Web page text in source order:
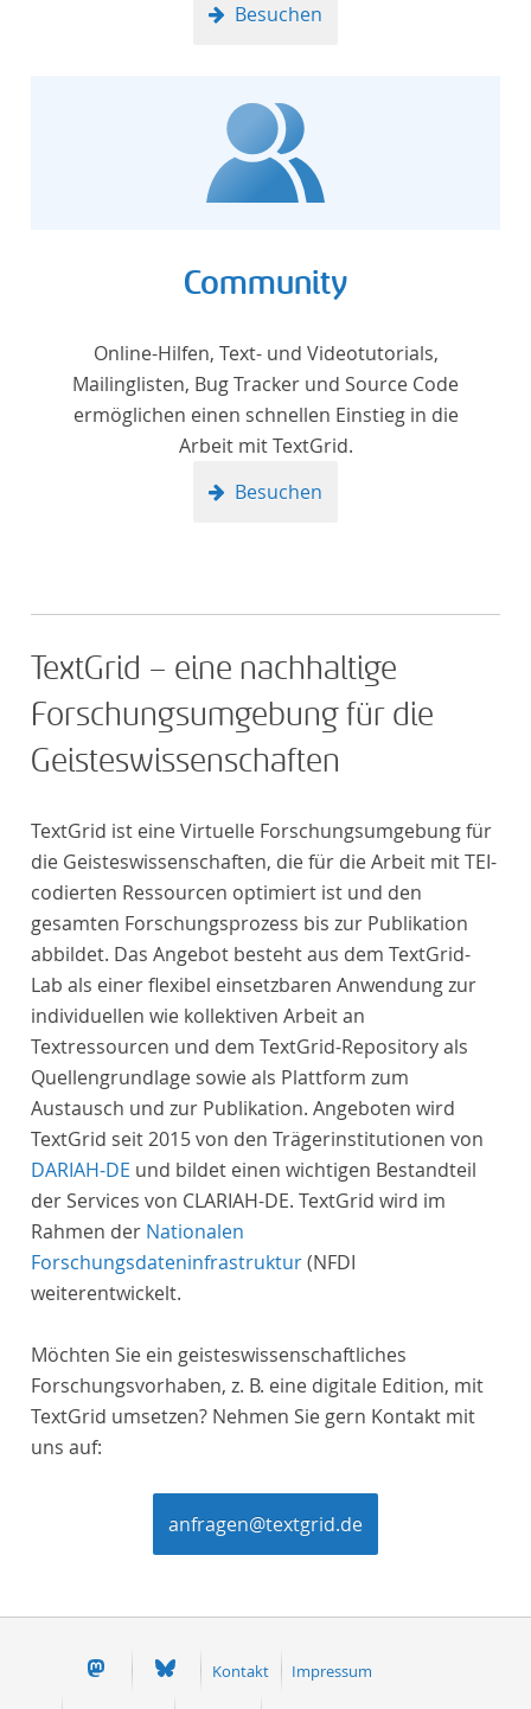
Besuchen
Community
Online-Hilfen, Text- und Videotutorials,
Mailinglisten, Bug Tracker und Source Code
ermöglichen einen schnellen Einstieg in die
Arbeit mit TextGrid.
Besuchen
TextGrid – eine nachhaltige
Forschungsumgebung für die
Geisteswissenschaften
TextGrid ist eine Virtuelle Forschungsumgebung für
die Geisteswissenschaften, die für die Arbeit mit TEI-
codierten Ressourcen optimiert ist und den
gesamten Forschungsprozess bis zur Publikation
abbildet. Das Angebot besteht aus dem TextGrid-
Lab als einer flexibel einsetzbaren Anwendung zur
individuellen wie kollektiven Arbeit an
Textressourcen und dem TextGrid-Repository als
Quellengrundlage sowie als Plattform zum
Austausch und zur Publikation. Angeboten wird
TextGrid seit 2015 von den Trägerinstitutionen von
DARIAH-DE und bildet einen wichtigen Bestandteil
der Services von CLARIAH-DE. TextGrid wird im
Rahmen der Nationalen
Forschungsdateninfrastruktur(NFDI
weiterentwickelt.
Möchten Sie ein geisteswissenschaftliches
Forschungsvorhaben, z. B. eine digitale Edition, mit
TextGrid umsetzen? Nehmen Sie gern Kontakt mit
uns auf:
anfragen@textgrid.de
Kontakt Impressum